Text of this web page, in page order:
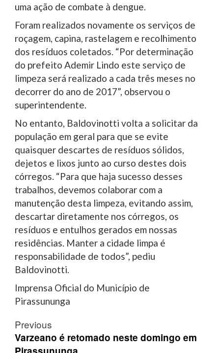
uma ação de combate à dengue.
Foram realizados novamente os serviços de
roçagem, capina, rastelagem e recolhimento
dos resíduos coletados. “Por determinação
do prefeito Ademir Lindo este serviço de
limpeza será realizado a cada três meses no
decorrer do ano de 2017”, observou o
superintendente.
No entanto, Baldovinotti volta a solicitar da
população em geral para que se evite
quaisquer descartes de resíduos sólidos,
dejetos e lixos junto ao curso destes dois
córregos. “Para que haja sucesso desses
trabalhos, devemos colaborar com a
manutenção desta limpeza, evitando assim,
descartar diretamente nos córregos, os
resíduos e entulhos gerados em nossas
residências. Manter a cidade limpa é
responsabilidade de todos”, pediu
Baldovinotti.
Imprensa Oficial do Município de
Pirassununga
Post
navigation
Previous
Varzeano é retomado neste domingo em